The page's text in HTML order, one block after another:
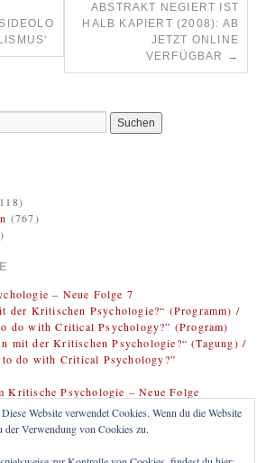
ABSTRAKT NEGIERT IST
HALB KAPIERT (2008): AB
JETZT ONLINE
VERFÜGBAR
→
(767)
– Neue Folge 7
der Kritischen Psychologie?“ (Programm) /
do with Critical Psychology?” (Program)
mit der Kritischen Psychologie?“ (Tagung) /
do with Critical Psychology?”
Kritische Psychologie – Neue Folge
Rutger (2020). Im Grunde gut: Eine neue
Website verwendet Cookies. Wenn du die Website
Verwendung von Cookies zu.